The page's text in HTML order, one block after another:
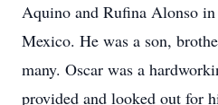
Aquino and Rufina Alonso
Mexico. He was a son,
many. Oscar was a
provided and looked out for